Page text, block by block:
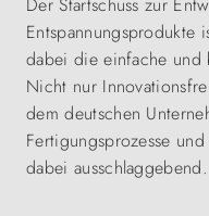
Entspannungsprodukte
dabei die einfache und
Nicht nur
dem deutschen
Fertigungsprozesse
dabei ausschlaggebend.